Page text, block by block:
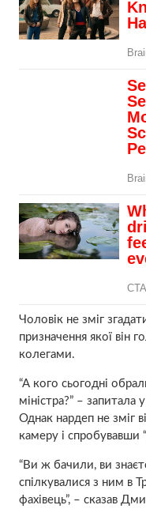
Чоловік не зміг
призначення якої він
колегами.
“А кого сьогодні
міністра?” – запитала
Однак нардеп не зміг
камеру і спробувавши
“Ви ж бачили, ви
спілкувалися з ним в
фахівець”, – сказав